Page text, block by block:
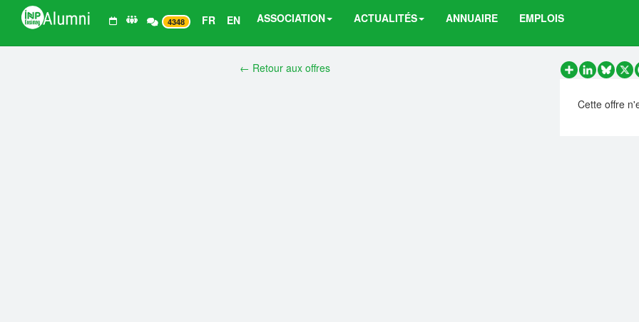
4348 FR EN ASSOCIATION ACTUALITÉS ANNUAIRE EMPLOIS
← Retour aux offres
PartagerLinkedInX
Cette offre